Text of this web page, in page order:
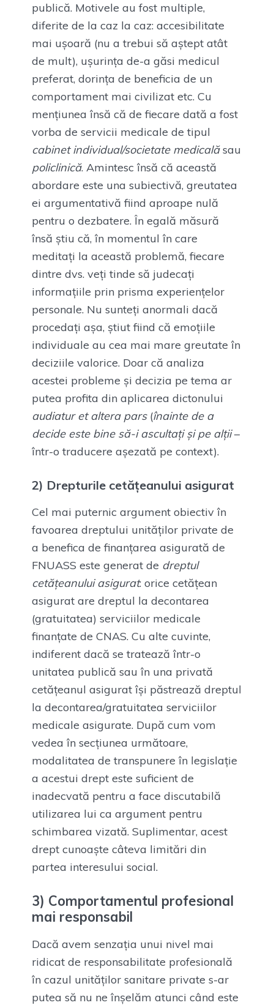
publică. Motivele au fost multiple,
diferite de la caz la caz: accesibilitate
mai ușoară (nu a trebui să aștept atât
de mult), ușurința de-a găsi medicul
preferat, dorința de beneficia de un
comportament mai civilizat etc. Cu
mențiunea însă că de fiecare dată a fost
vorba de servicii medicale de tipul
cabinet individual/societate medicalăsau
policlinică. Amintesc însă că această
abordare este una subiectivă, greutatea
ei argumentativă fiind aproape nulă
pentru o dezbatere. În egală măsură
însă știu că, în momentul în care
meditați la această problemă, fiecare
dintre dvs. veți tinde să judecați
informațiile prin prisma experiențelor
personale. Nu sunteți anormali dacă
procedați așa, știut fiind că emoțiile
individuale au cea mai mare greutate în
deciziile valorice. Doar că analiza
acestei probleme și decizia pe tema ar
putea profita din aplicarea dictonului
audiatur et altera pars (înainte de a
decide este bine să-i ascultați și pe alții–
într-o traducere așezată pe context).
2) Drepturile cetățeanului asigurat
Cel mai puternic argument obiectiv în
favoarea dreptului unităților private de
a benefica de finanțarea asigurată de
FNUASS este generat de dreptul
cetățeanului asigurat: orice cetățean
asigurat are dreptul la decontarea
(gratuitatea) serviciilor medicale
finanțate de CNAS. Cu alte cuvinte,
indiferent dacă se tratează într-o
unitatea publică sau în una privată
cetățeanul asigurat își păstrează dreptul
la decontarea/gratuitatea serviciilor
medicale asigurate. După cum vom
vedea în secțiunea următoare,
modalitatea de transpunere în legislație
a acestui drept este suficient de
inadecvată pentru a face discutabilă
utilizarea lui ca argument pentru
schimbarea vizată. Suplimentar, acest
drept cunoaște câteva limitări din
partea interesului social.
3) Comportamentul profesional
mai responsabil
Dacă avem senzația unui nivel mai
ridicat de responsabilitate profesională
în cazul unităților sanitare private s-ar
putea să nu ne înșelăm atunci când este